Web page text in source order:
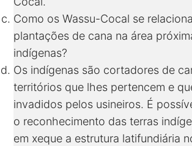
Como os Wassu-Cocal se
plantações de cana na área
indígenas?
Os indígenas são cortadores de
territórios que lhes pertencem e
invadidos pelos usineiros. É
o reconhecimento das terras
em xeque a estrutura latifundiária